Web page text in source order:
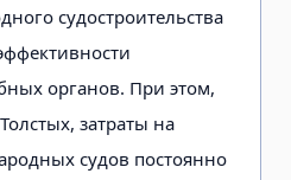
судостроительства
органов. При этом,
затраты на
судов постоянно